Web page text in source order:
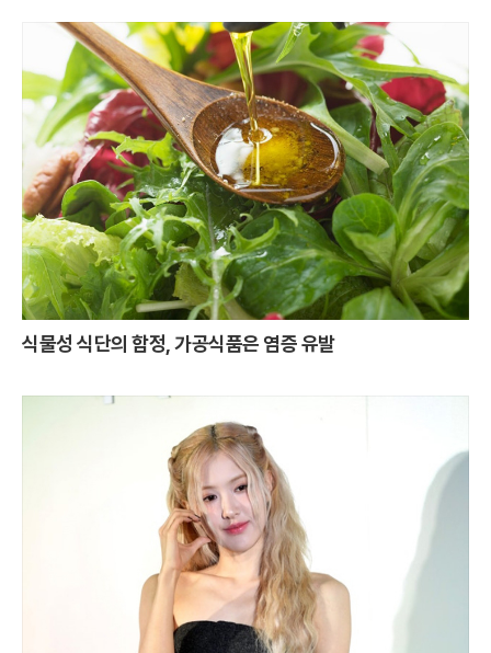
식물성 식단의 함정, 가공식품은 염증 유발